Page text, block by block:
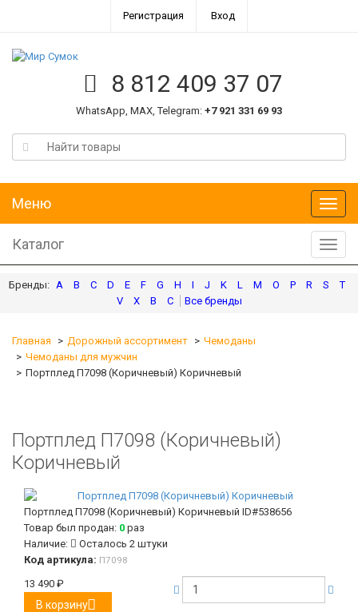
Регистрация Вход
8 812 409 37 07
WhatsApp, MAX, Telegram: +7 921 331 69 93
Меню
Меню
Каталог
A B C D E F G H I J K L M O P R S
T
V
X В С
Главная Дорожный ассортимент
Чемоданы
Чемоданы для мужчин
Портплед П7098 (Коричневый) Коричневый
Портплед П7098 (Коричневый)
Коричневый
Портплед П7098 (Коричневый) Коричневый ID#538656
Товар был продан: 0 раз
Наличие:
Осталось 2 штуки
Код артикула: П7098
13 490 ₽
В корзину